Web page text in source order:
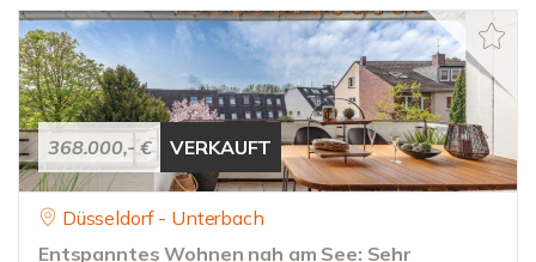
368.000,- € VERKAUFT
Düsseldorf - Unterbach
Entspanntes Wohnen nah am See: Sehr